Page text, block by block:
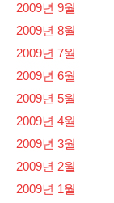
2009년 9월
2009년 8월
2009년 7월
2009년 6월
2009년 5월
2009년 4월
2009년 3월
2009년 2월
2009년 1월